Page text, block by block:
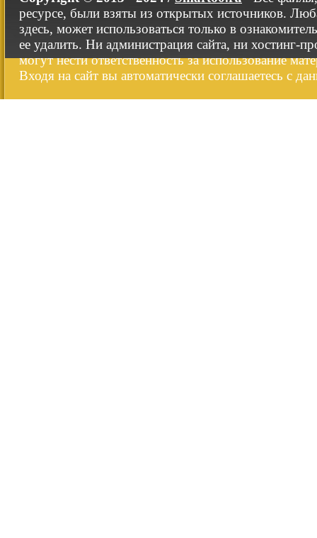
ресурсе, были взяты из открытых источников.
здесь, может использоваться только в
ее удалить. Ни администрация сайта, ни хостинг-
могут нести ответственность за использование
Входя на сайт вы автоматически соглашаетесь с